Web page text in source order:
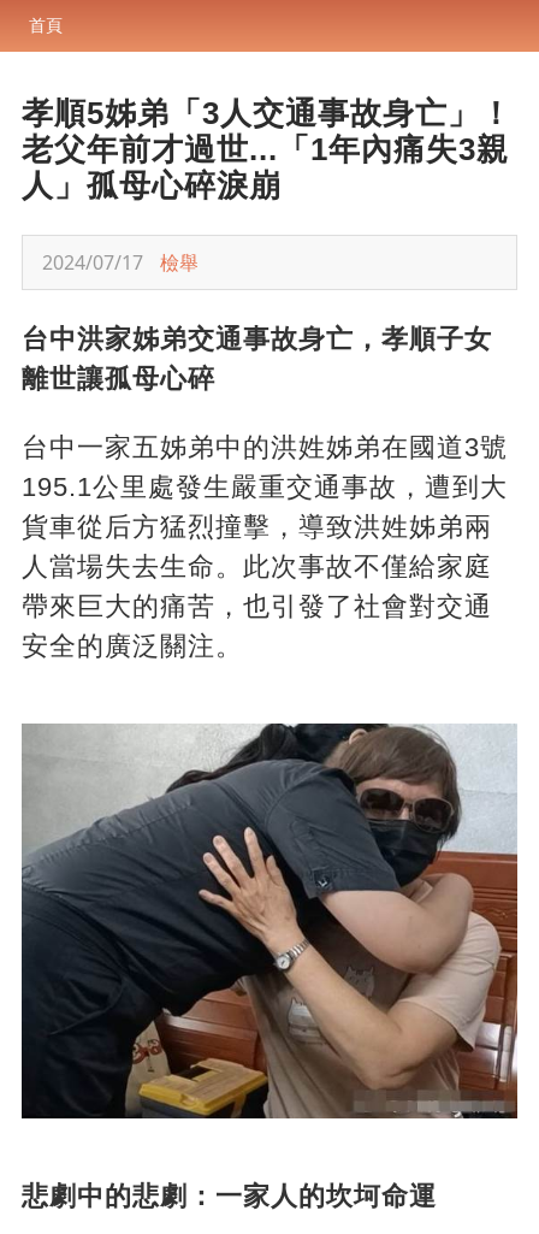
首頁
孝順5姊弟「3人交通事故身亡」！
老父年前才過世...「1年內痛失3親
人」孤母心碎淚崩
2024/07/17 檢舉
台中洪家姊弟交通事故身亡，孝順子女
離世讓孤母心碎
台中一家五姊弟中的洪姓姊弟在國道3號
195.1公里處發生嚴重交通事故，遭到大
貨車從后方猛烈撞擊，導致洪姓姊弟兩
人當場失去生命。此次事故不僅給家庭
帶來巨大的痛苦，也引發了社會對交通
安全的廣泛關注。
悲劇中的悲劇：一家人的坎坷命運